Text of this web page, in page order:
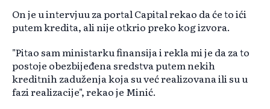
On je u intervjuu za portal Capital rekao da će to ići
putem kredita, ali nije otkrio preko kog izvora.
"Pitao sam ministarku finansija i rekla mi je da za to
postoje obezbijeđena sredstva putem nekih
kreditnih zaduženja koja su već realizovana ili su u
fazi realizacije", rekao je Minić.